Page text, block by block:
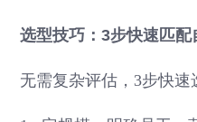
选型技巧：3步快速匹配
无需复杂评估，3步快速